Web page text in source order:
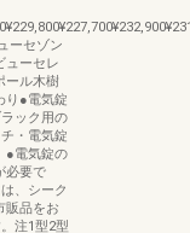
ーセゾン
ューセレ
ル木樹
り●電気錠
ック用の
・電気錠
●電気錠の
必要で
、シーク
販品をお
注1型2型